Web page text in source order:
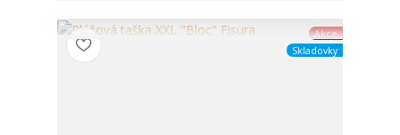
Akce
Skladovky